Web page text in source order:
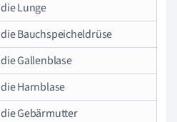
die Lunge
die Bauchspeicheldrüse
die Gallenblase
die Harnblase
die Gebärmutter